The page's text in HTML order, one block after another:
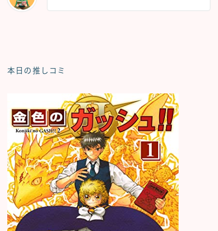
本日の推しコミ